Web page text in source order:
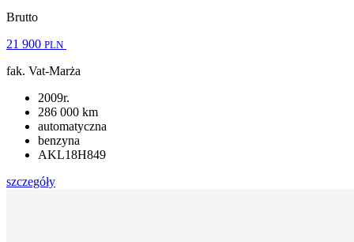
Brutto
21 900 PLN
fak. Vat-Marża
2009r.
286 000 km
automatyczna
benzyna
AKL18H849
szczegóły